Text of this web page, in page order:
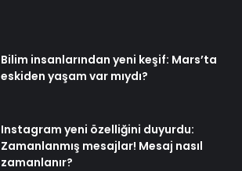
Bilim insanlarından yeni keşif: Mars’ta
eskiden yaşam var mıydı?
Instagram yeni özelliğini duyurdu:
Zamanlanmış mesajlar! Mesaj nasıl
zamanlanır?